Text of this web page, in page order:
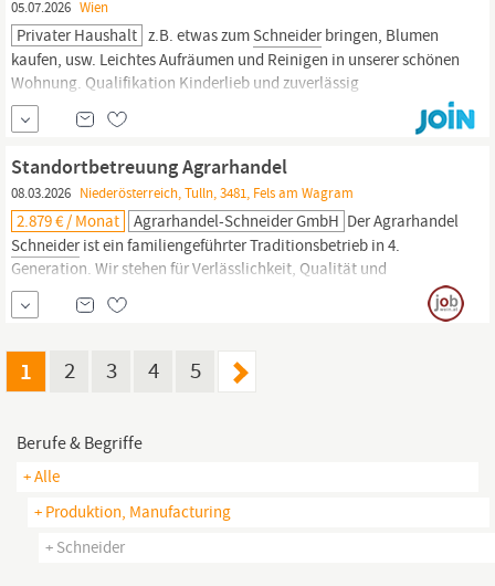
05.07.2026 Wien
Privater Haushalt z.B. etwas zum Schneiderbringen, Blumen
kaufen, usw. Leichtes Aufräumen und Reinigen in unserer schönen
Wohnung. Qualifikation Kinderlieb und zuverlässig
Verantwortungsbewusst Grundkenntnisse Deutsch (andere
Erstsprache möglich) Viel Erfahrung im Umgang mit kleinen
x 14 pro Jahr oder
Standortbetreuung Agrarhandel
08.03.2026 Niederösterreich, Tulln, 3481, Fels am Wagram
2.879 € / Monat Agrarhandel-Schneider GmbH Der Agrarhandel
Schneiderist ein familiengeführter Traditionsbetrieb in 4.
Generation. Wir stehen für Verlässlichkeit, Qualität und
persönliche Betreuung unserer landwirtschaftlichen Kund:innen.
Zur Verstärkung unseres Teams suchen wir eine engagierte
1 2 3 4 5
Berufe & Begriffe
+ Alle
+ Produktion, Manufacturing
+ Schneider